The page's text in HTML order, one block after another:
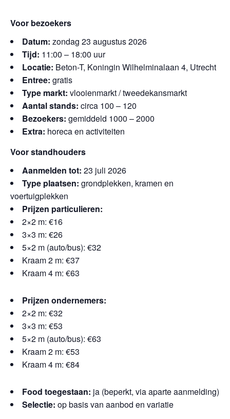
Voor bezoekers
Datum: zondag 23 augustus 2026
Tijd: 11:00 – 18:00 uur
Locatie: Beton-T, Koningin Wilhelminalaan 4, Utrecht
Entree: gratis
Type markt: vlooienmarkt / tweedekansmarkt
Aantal stands: circa 100 – 120
Bezoekers: gemiddeld 1000 – 2000
Extra: horeca en activiteiten
Voor standhouders
Aanmelden tot: 23 juli 2026
Type plaatsen: grondplekken, kramen en
voertuigplekken
Prijzen particulieren:
2×2 m: €16
3×3 m: €26
5×2 m (auto/bus): €32
Kraam 2 m: €37
Kraam 4 m: €63
Prijzen ondernemers:
2×2 m: €32
3×3 m: €53
5×2 m (auto/bus): €63
Kraam 2 m: €53
Kraam 4 m: €84
Food toegestaan: ja (beperkt, via aparte aanmelding)
Selectie: op basis van aanbod en variatie